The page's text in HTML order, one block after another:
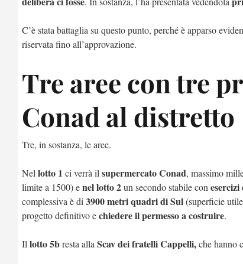
C’è stata battaglia su questo punto, perché è apparso
riservata fino all’approvazione.
Tre aree con tre
Conad al distretto
Tre, in sostanza, le aree.
Nel lotto 1 ci verrà il supermercato Conad, massimo
limite a 1500) enel lotto 2un secondo stabile con
complessiva è di 3900 metri quadri di Sul(superficie
progetto definitivo echiedere il permesso a costruire.
Il lotto 5bresta alla Scav dei fratelli Cappelli,che hanno